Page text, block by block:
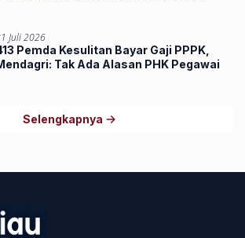
Juli 2026
Pemda Kesulitan Bayar Gaji PPPK,
Tak Ada Alasan PHK Pegawai
Selengkapnya